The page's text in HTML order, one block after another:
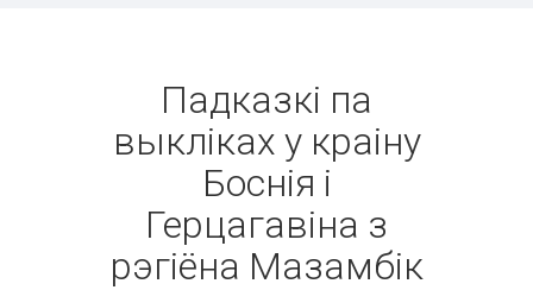
Падказкі па
выкліках у краіну
Боснія і
Герцагавіна з
рэгіёна Мазамбік